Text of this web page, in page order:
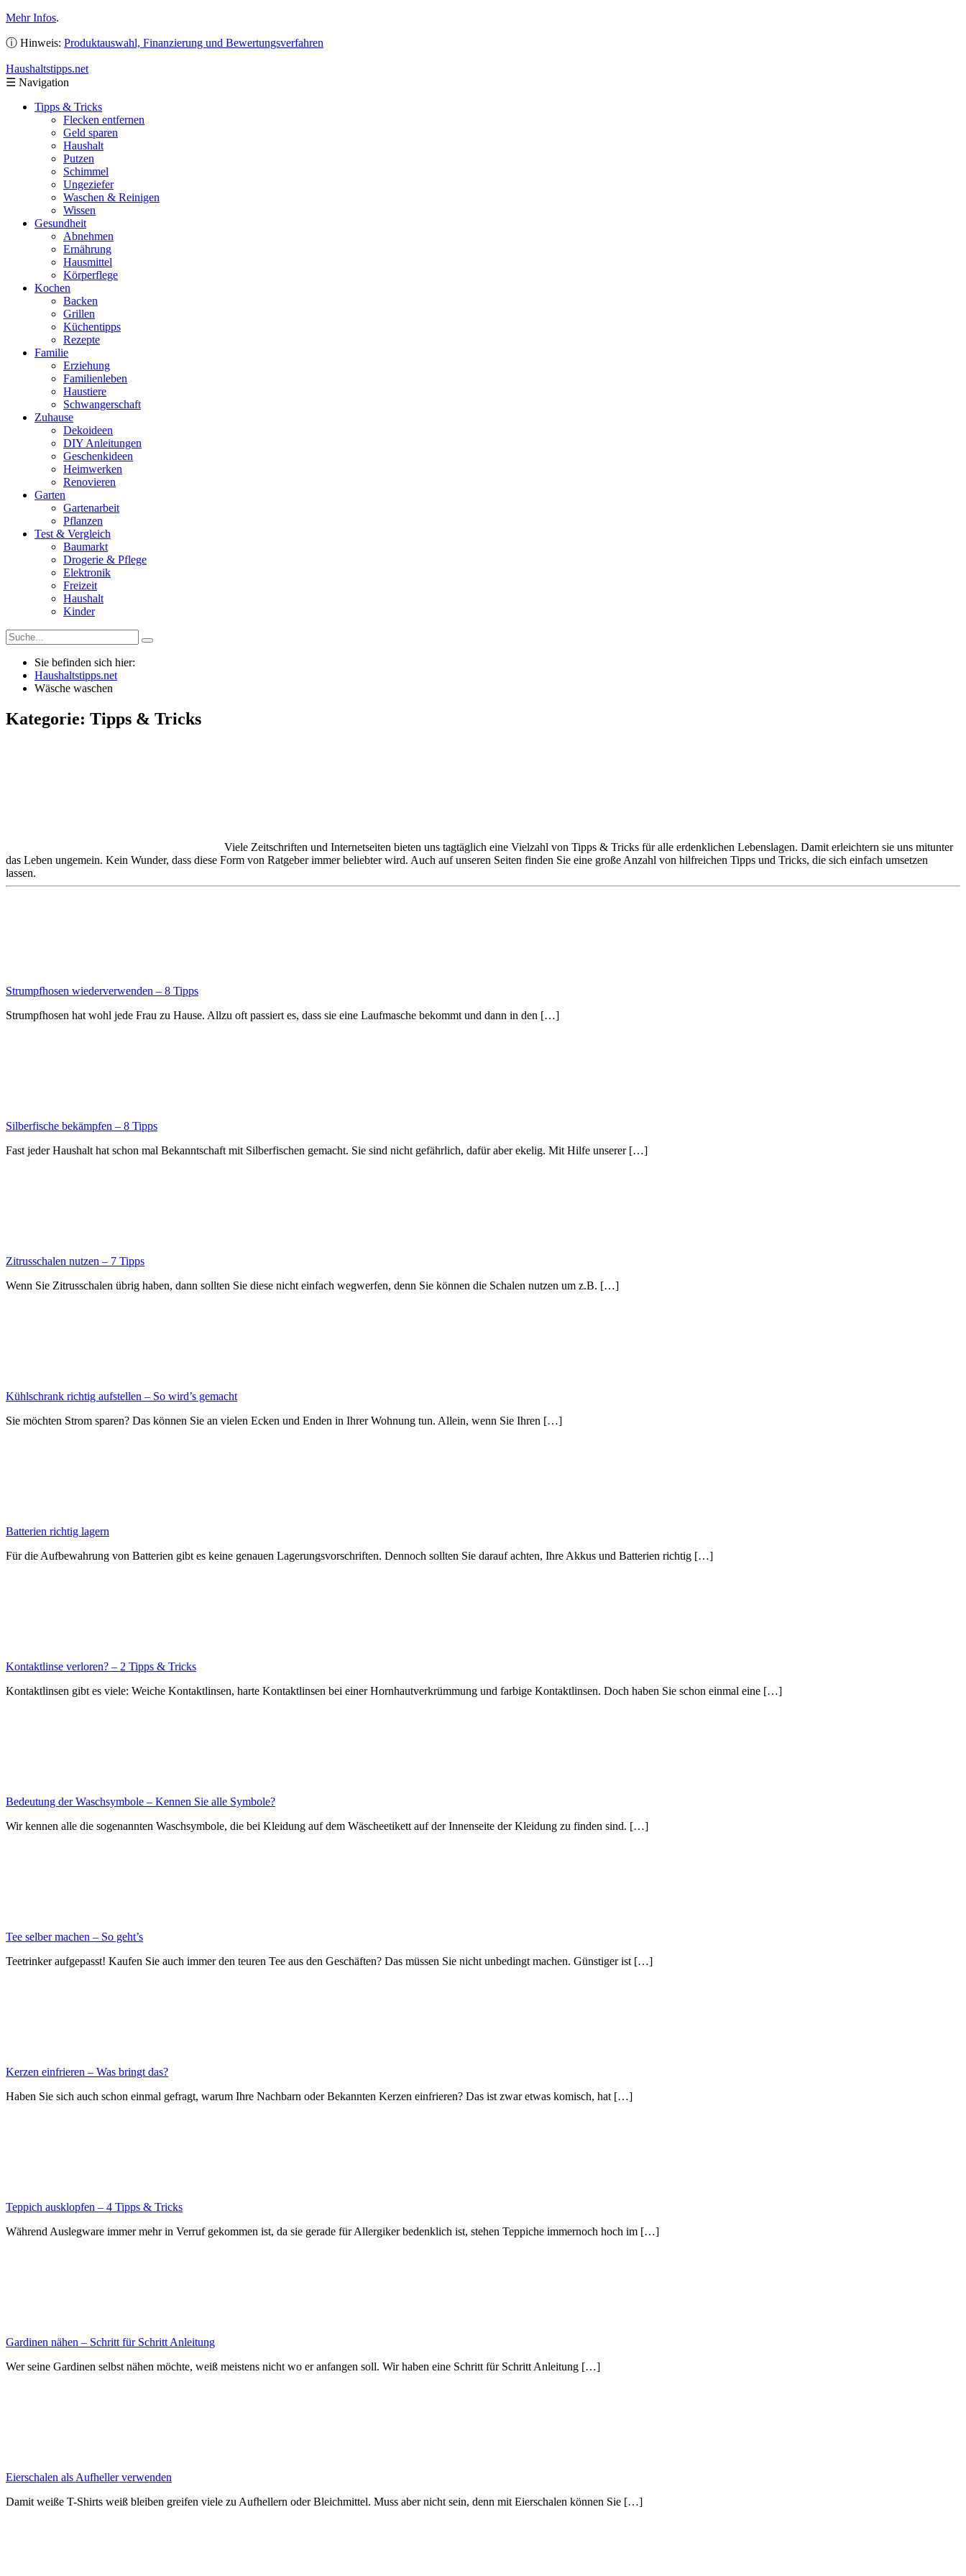
Mehr Infos.
ⓘ Hinweis: Produktauswahl, Finanzierung und Bewertungsverfahren
Haushaltstipps.net
☰ Navigation
Tipps & Tricks
Flecken entfernen
Geld sparen
Haushalt
Putzen
Schimmel
Ungeziefer
Waschen & Reinigen
Wissen
Gesundheit
Abnehmen
Ernährung
Hausmittel
Körperflege
Kochen
Backen
Grillen
Küchentipps
Rezepte
Familie
Erziehung
Familienleben
Haustiere
Schwangerschaft
Zuhause
Dekoideen
DIY Anleitungen
Geschenkideen
Heimwerken
Renovieren
Garten
Gartenarbeit
Pflanzen
Test & Vergleich
Baumarkt
Drogerie & Pflege
Elektronik
Freizeit
Haushalt
Kinder
Sie befinden sich hier:
Haushaltstipps.net
Wäsche waschen
Kategorie: Tipps & Tricks
Viele Zeitschriften und Internetseiten bieten uns tagtäglich eine Vielzahl von Tipps & Tricks für alle erdenklichen Lebenslagen. Damit erleichtern sie uns mitunter
das Leben ungemein. Kein Wunder, dass diese Form von Ratgeber immer beliebter wird. Auch auf unseren Seiten finden Sie eine große Anzahl von hilfreichen Tipps und Tricks, die sich einfach umsetzen
lassen.
Strumpfhosen wiederverwenden – 8 Tipps
Strumpfhosen hat wohl jede Frau zu Hause. Allzu oft passiert es, dass sie eine Laufmasche bekommt und dann in den […]
Silberfische bekämpfen – 8 Tipps
Fast jeder Haushalt hat schon mal Bekanntschaft mit Silberfischen gemacht. Sie sind nicht gefährlich, dafür aber ekelig. Mit Hilfe unserer […]
Zitrusschalen nutzen – 7 Tipps
Wenn Sie Zitrusschalen übrig haben, dann sollten Sie diese nicht einfach wegwerfen, denn Sie können die Schalen nutzen um z.B. […]
Kühlschrank richtig aufstellen – So wird’s gemacht
Sie möchten Strom sparen? Das können Sie an vielen Ecken und Enden in Ihrer Wohnung tun. Allein, wenn Sie Ihren […]
Batterien richtig lagern
Für die Aufbewahrung von Batterien gibt es keine genauen Lagerungsvorschriften. Dennoch sollten Sie darauf achten, Ihre Akkus und Batterien richtig […]
Kontaktlinse verloren? – 2 Tipps & Tricks
Kontaktlinsen gibt es viele: Weiche Kontaktlinsen, harte Kontaktlinsen bei einer Hornhautverkrümmung und farbige Kontaktlinsen. Doch haben Sie schon einmal eine […]
Bedeutung der Waschsymbole – Kennen Sie alle Symbole?
Wir kennen alle die sogenannten Waschsymbole, die bei Kleidung auf dem Wäscheetikett auf der Innenseite der Kleidung zu finden sind. […]
Tee selber machen – So geht’s
Teetrinker aufgepasst! Kaufen Sie auch immer den teuren Tee aus den Geschäften? Das müssen Sie nicht unbedingt machen. Günstiger ist […]
Kerzen einfrieren – Was bringt das?
Haben Sie sich auch schon einmal gefragt, warum Ihre Nachbarn oder Bekannten Kerzen einfrieren? Das ist zwar etwas komisch, hat […]
Teppich ausklopfen – 4 Tipps & Tricks
Während Auslegware immer mehr in Verruf gekommen ist, da sie gerade für Allergiker bedenklich ist, stehen Teppiche immernoch hoch im […]
Gardinen nähen – Schritt für Schritt Anleitung
Wer seine Gardinen selbst nähen möchte, weiß meistens nicht wo er anfangen soll. Wir haben eine Schritt für Schritt Anleitung […]
Eierschalen als Aufheller verwenden
Damit weiße T-Shirts weiß bleiben greifen viele zu Aufhellern oder Bleichmittel. Muss aber nicht sein, denn mit Eierschalen können Sie […]